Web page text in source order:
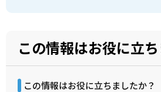
この情報はお役に立
この情報はお役に立ちましたか？